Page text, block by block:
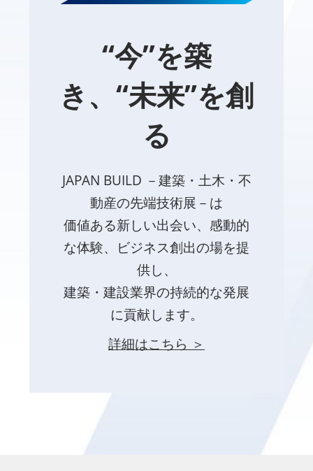
“今”を築
き、“未来”を創
る
JAPAN BUILD －建築・土木・不
動産の先端技術展－は
価値ある新しい出会い、感動的
な体験、ビジネス創出の場を提
供し、
建築・建設業界の持続的な発展
に貢献します。
詳細はこちら ＞